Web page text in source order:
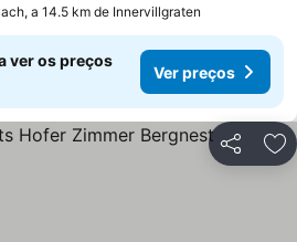
a 14.5 km de Innervillgraten
ver os preços
Ver preços
Partilhar